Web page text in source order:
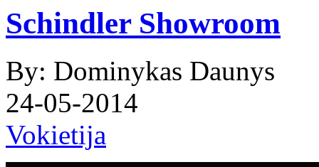
Schindler Showroom
By: Dominykas Daunys
24-05-2014
Vokietija